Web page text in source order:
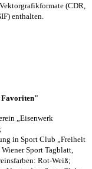
(CDR,
enthalten.
Favoriten"
„Eisenwerk
in Sport Club „Freiheit
Sport Tagblatt,
Rot-Weiß;